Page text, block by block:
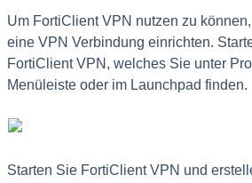
Um FortiClient VPN nutzen zu
eine VPN Verbindung einrichten.
FortiClient VPN, welches Sie unter
Menüleiste oder im Launchpad finden.
Starten Sie FortiClient VPN und